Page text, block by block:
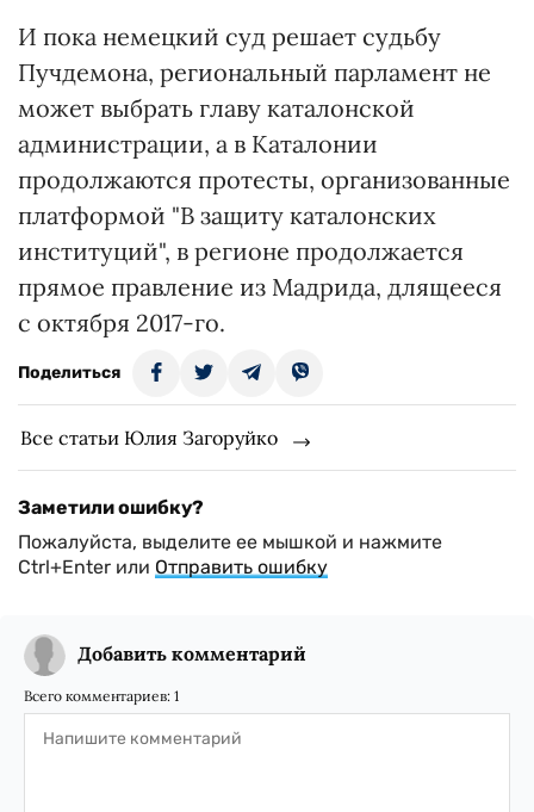
И пока немецкий суд решает судьбу
Пучдемона, региональный парламент не
может выбрать главу каталонской
администрации, а в Каталонии
продолжаются протесты, организованные
платформой "В защиту каталонских
институций", в регионе продолжается
прямое правление из Мадрида, длящееся
с октября 2017-го.
Поделиться
Все статьи Юлия Загоруйко
Заметили ошибку?
Пожалуйста, выделите ее мышкой и нажмите
Ctrl+Enter или Отправить ошибку
Добавить комментарий
Всего комментариев: 1